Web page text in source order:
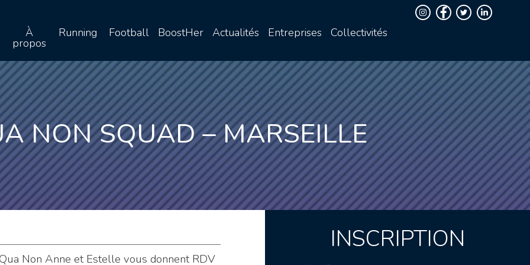
À
propos
Running Football BoostHer Actualités Entreprises Collectivités
NON SQUAD – MARSEILLE
Non Anne et Estelle vous donnent RDV
INSCRIPTION